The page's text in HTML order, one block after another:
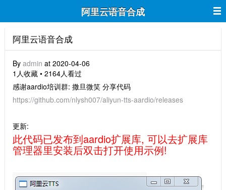
阿里云语音合成
阿里云语音合成
By admin at 2020-04-06
1人收藏 • 2164人看过
感谢aardio培训群: 撒旦微笑 分享代码
https://github.com/nlysh007/aliyun-tts-aardio/releases
更新:
此代码已发布到aardio扩展库, 可以去扩展库
管理器里安装后双击打开使用示例!